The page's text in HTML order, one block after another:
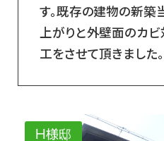
す。既存の建物の新築
上がりと外壁面のカ
工をさせて頂きました。
H様邸